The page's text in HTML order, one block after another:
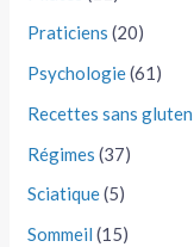
Praticiens (20)
Psychologie(61)
Recettes sans gluten
Régimes (37)
Sciatique(5)
Sommeil (15)